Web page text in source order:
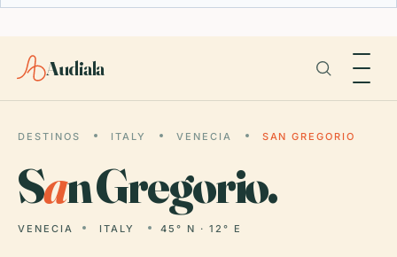
Audiala
DESTINOS ITALY VENECIA SAN GREGORIO
San Gregorio.
VENECIA ITALY 45° N · 12° E